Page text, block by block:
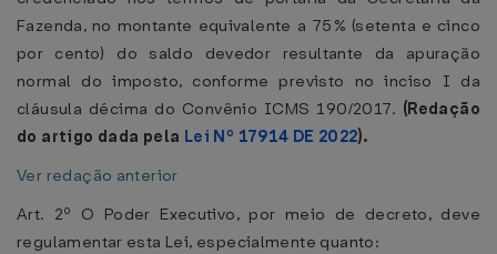
Fazenda, no montante equivalente a 75% (setenta e cinco
por cento) do saldo devedor resultante da apuração
normal do imposto, conforme previsto no inciso I da
cláusula décima do Convênio ICMS 190/2017. (Redação
do artigo dada pela Lei Nº 17914 DE 2022).
Ver redação anterior
Art. 2º O Poder Executivo, por meio de decreto, deve
regulamentar esta Lei, especialmente quanto: